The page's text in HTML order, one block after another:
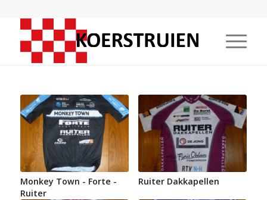
Monkey Town - Forte -
Ruiter
Ruiter Dakkapellen